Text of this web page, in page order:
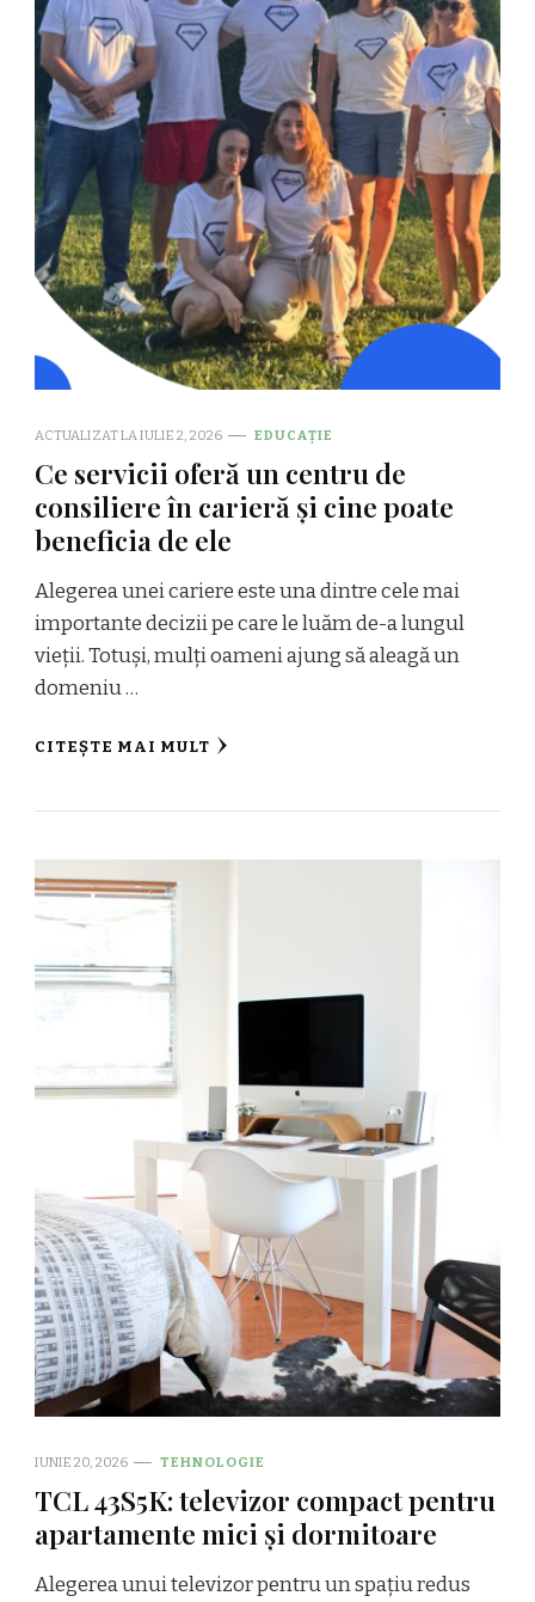
ACTUALIZAT LA IULIE 2, 2026 EDUCAȚIE
Ce servicii oferă un centru de
consiliere în carieră și cine poate
beneficia de ele
Alegerea unei cariere este una dintre cele mai
importante decizii pe care le luăm de-a lungul
vieții. Totuși, mulți oameni ajung să aleagă un
domeniu …
CITEȘTE MAI MULT
IUNIE 20, 2026 TEHNOLOGIE
TCL 43S5K: televizor compact pentru
apartamente mici și dormitoare
Alegerea unui televizor pentru un spațiu redus